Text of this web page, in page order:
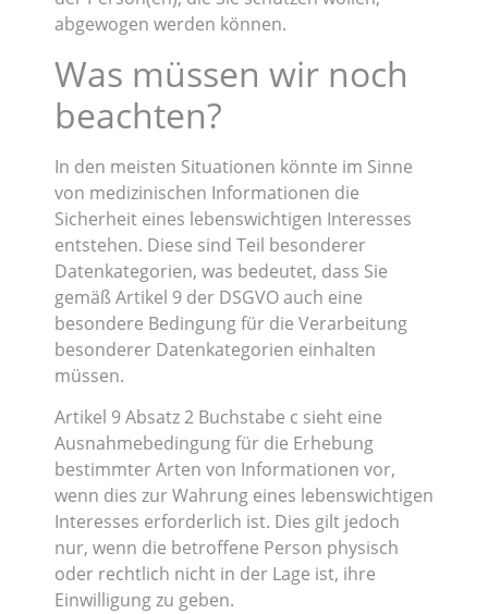
abgewogen werden können.
Was müssen wir noch
beachten?
In den meisten Situationen könnte im Sinne
von medizinischen Informationen die
Sicherheit eines lebenswichtigen Interesses
entstehen. Diese sind Teil besonderer
Datenkategorien, was bedeutet, dass Sie
gemäß Artikel 9 der DSGVO auch eine
besondere Bedingung für die Verarbeitung
besonderer Datenkategorien einhalten
müssen.
Artikel 9 Absatz 2 Buchstabe c sieht eine
Ausnahmebedingung für die Erhebung
bestimmter Arten von Informationen vor,
wenn dies zur Wahrung eines lebenswichtigen
Interesses erforderlich ist. Dies gilt jedoch
nur, wenn die betroffene Person physisch
oder rechtlich nicht in der Lage ist, ihre
Einwilligung zu geben.